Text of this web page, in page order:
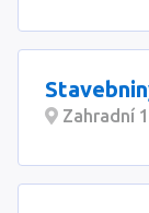
Zahradní